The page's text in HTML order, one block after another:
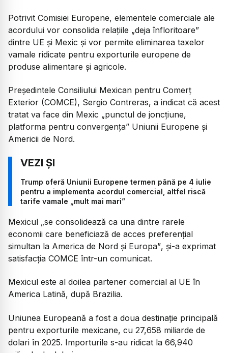
Potrivit Comisiei Europene, elementele comerciale ale
acordului vor consolida relațiile „deja înfloritoare”
dintre UE și Mexic și vor permite eliminarea taxelor
vamale ridicate pentru exporturile europene de
produse alimentare și agricole.
Președintele Consiliului Mexican pentru Comerț
Exterior (COMCE), Sergio Contreras, a indicat că acest
tratat va face din Mexic „punctul de joncțiune,
platforma pentru convergența” Uniunii Europene și
Americii de Nord.
Trump oferă Uniunii Europene termen până pe 4 iulie
pentru a implementa acordul comercial, altfel riscă
tarife vamale „mult mai mari”
Mexicul „se consolidează ca una dintre rarele
economii care beneficiază de acces preferențial
simultan la America de Nord și Europa”, și-a exprimat
satisfacția COMCE într-un comunicat.
Mexicul este al doilea partener comercial al UE în
America Latină, după Brazilia.
Uniunea Europeană a fost a doua destinație principală
pentru exporturile mexicane, cu 27,658 miliarde de
dolari în 2025. Importurile s-au ridicat la 66,940